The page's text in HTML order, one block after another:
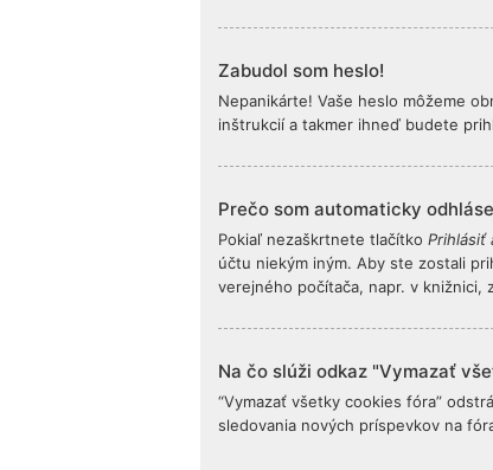
Zabudol som heslo!
Nepanikárte! Vaše heslo môžeme
inštrukcií a takmer ihneď budete
Prečo som automaticky
Pokiaľ nezaškrtnete tlačítkoPrihlásiť
účtu niekým iným. Aby ste zostali
verejného počítača, napr. v
Na čo slúži odkaz "Vymazať
“Vymazať všetky cookies fóra”
sledovania nových príspevkov na